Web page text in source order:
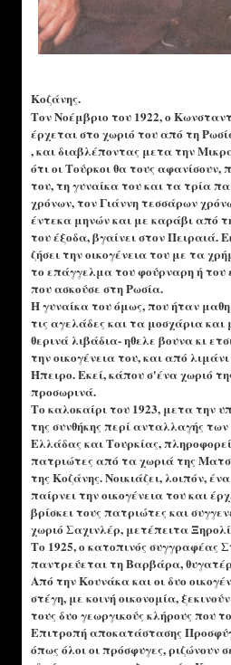
Κοζάνης.
Τον Νοέμβριο του 1922, ο
έρχεται στο χωριό του από τη
, και διαβλέποντας μετα την
ότι οι Τούρκοι θα τους αφανίσουν,
του, τη γυναίκα του και τα τρία
χρόνων, τον Γιάννη τεσσάρων
έντεκα μηνών και με καράβι από
του έξοδα, βγαίνει στον Πειραιά.
ζήσει την οικογένεια του με τα
το επάγγελμα του φούρναρη ή του
που ασκούσε στη Ρωσία.
Η γυναίκα του όμως, που ήταν
τις αγελάδες και τα μοσχάρια
θερινά λιβάδια- ηθελε βουνα κι
την οικογένεια του, και από
Ήπειρο. Εκεί, κάπου σ'ένα χωριό
προσωρινά.
Το καλοκαίρι του 1923, μετα την
της συνθήκης περί ανταλλαγής
Ελλάδας και Τουρκίας,
πατριώτες από τα χωριά της
της Κοζάνης. Νοικιάζει, λοιπόν,
παίρνει την οικογένεια του και
βρίσκει τους πατριώτες και
χωριό Σαχινλέρ, μετέπειτα
Το 1925, ο κατοπινός συγγραφέας
παντρεύεται τη Βαρβάρα,
Από την Κουνάκα και οι δυο
στέγη, με κοινή οικονομία,
τους δυο γεωργικούς κλήρους που
Επιτροπή αποκατάστασης
όπως όλοι οι πρόσφυγες, ριζώνουν